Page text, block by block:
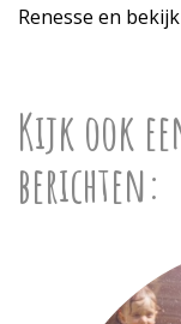
Renesse en
Kijk ook
berichten: